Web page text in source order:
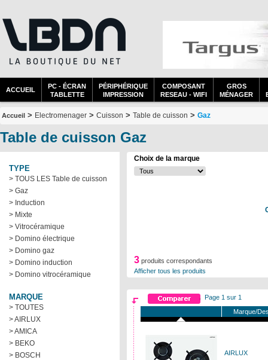
ACCUEIL
PC - ÉCRAN
TABLETTE
PÉRIPHÉRIQUE
IMPRESSION
COMPOSANT
RESEAU - WIFI
GROS
MÉNAGER
Accueil > Electromenager > Cuisson > Table de cuisson > Gaz
Table de cuisson Gaz
TYPE
> TOUS LES Table de cuisson
> Gaz
> Induction
> Mixte
> Vitrocéramique
> Domino électrique
> Domino gaz
> Domino induction
> Domino vitrocéramique
MARQUE
> TOUTES
> AIRLUX
> AMICA
> BEKO
> BOSCH
Choix de la marque
3 produits correspondants
Afficher tous les produits
Page 1 sur 1
Marque/
AIRLUX